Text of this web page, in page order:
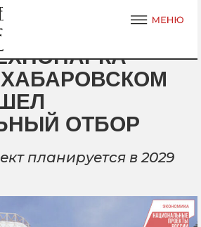
ОТБОР
планируется в 2029